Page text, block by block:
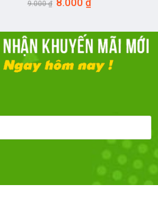
9.000₫ gốc
8.000₫
8.000 ₫.